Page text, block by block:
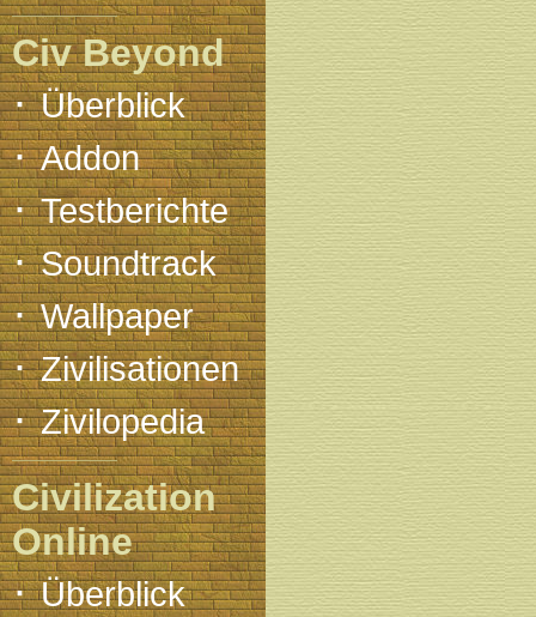
Civ Beyond
·Überblick
·Addon
·Testberichte
·Soundtrack
·Wallpaper
·Zivilisationen
·Zivilopedia
Civilization
Online
·Überblick